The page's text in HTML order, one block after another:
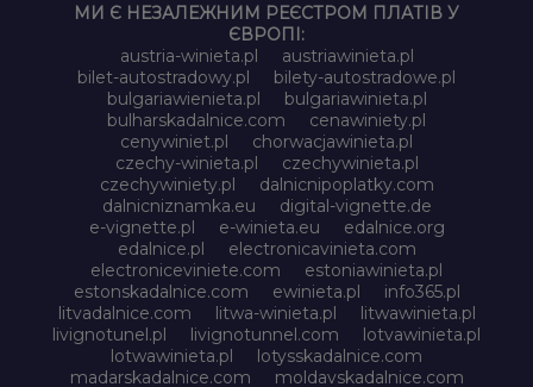
МИ Є НЕЗАЛЕЖНИМ РЕЄСТРОМ ПЛАТІВ У
ЄВРОПІ:
austria-winieta.pl
austriawinieta.pl
bilet-autostradowy.pl
bilety-autostradowe.pl
bulgariawienieta.pl
bulgariawinieta.pl
bulharskadalnice.com
cenawiniety.pl
cenywiniet.pl
chorwacjawinieta.pl
czechy-winieta.pl
czechywinieta.pl
czechywiniety.pl
dalnicnipoplatky.com
dalnicniznamka.eu
digital-vignette.de
e-vignette.pl
e-winieta.eu
edalnice.org
edalnice.pl
electronicavinieta.com
electroniceviniete.com
estoniawinieta.pl
estonskadalnice.com
ewinieta.pl
info365.pl
litvadalnice.com
litwa-winieta.pl
litwawinieta.pl
livignotunel.pl
livignotunnel.com
lotvawinieta.pl
lotwawinieta.pl
lotysskadalnice.com
madarskadalnice.com
moldavskadalnice.com